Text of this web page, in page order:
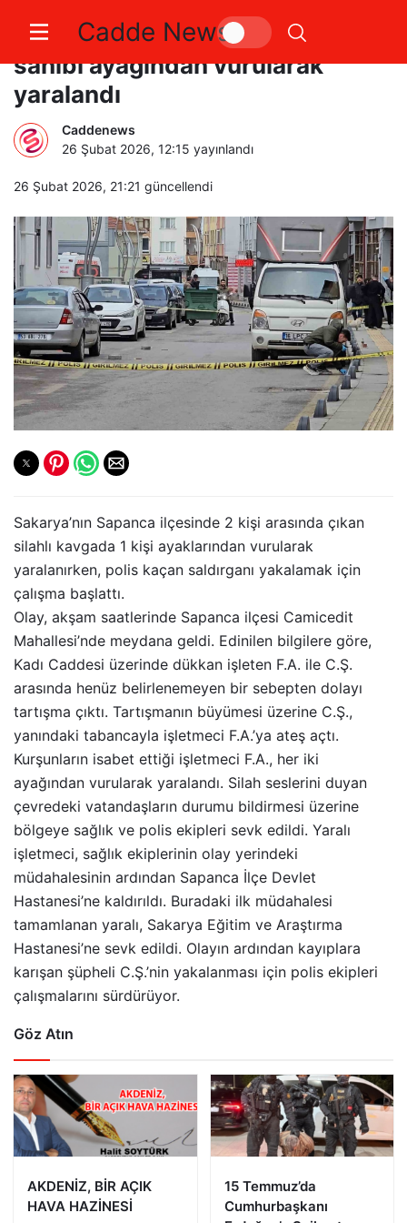
Cadde News
Tartışma kanla bitti: İşletme
sahibi ayağından vurularak
yaralandı
Caddenews
26 Şubat 2026, 12:15 yayınlandı
26 Şubat 2026, 21:21 güncellendi
Sakarya’nın Sapanca ilçesinde 2 kişi arasında çıkan
silahlı kavgada 1 kişi ayaklarından vurularak
yaralanırken, polis kaçan saldırganı yakalamak için
çalışma başlattı.
Olay, akşam saatlerinde Sapanca ilçesi Camicedit
Mahallesi’nde meydana geldi. Edinilen bilgilere göre,
Kadı Caddesi üzerinde dükkan işleten F.A. ile C.Ş.
arasında henüz belirlenemeyen bir sebepten dolayı
tartışma çıktı. Tartışmanın büyümesi üzerine C.Ş.,
yanındaki tabancayla işletmeci F.A.’ya ateş açtı.
Kurşunların isabet ettiği işletmeci F.A., her iki
ayağından vurularak yaralandı. Silah seslerini duyan
çevredeki vatandaşların durumu bildirmesi üzerine
bölgeye sağlık ve polis ekipleri sevk edildi. Yaralı
işletmeci, sağlık ekiplerinin olay yerindeki
müdahalesinin ardından Sapanca İlçe Devlet
Hastanesi’ne kaldırıldı. Buradaki ilk müdahalesi
tamamlanan yaralı, Sakarya Eğitim ve Araştırma
Hastanesi’ne sevk edildi. Olayın ardından kayıplara
karışan şüpheli C.Ş.’nin yakalanması için polis ekipleri
çalışmalarını sürdürüyor.
Göz Atın
AKDENİZ, BİR AÇIK
HAVA HAZİNESİ
15 Temmuz’da
Cumhurbaşkanı